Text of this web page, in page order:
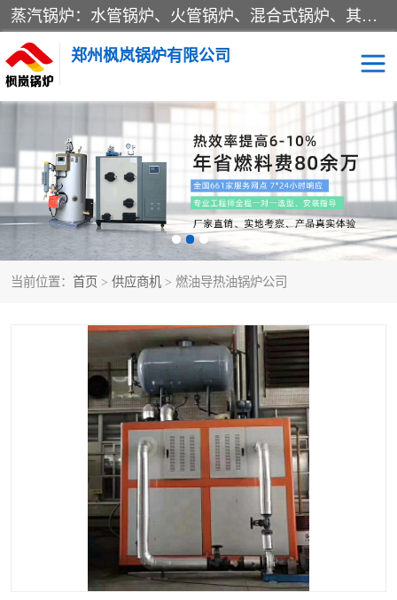
蒸汽锅炉：水管锅炉、火管锅炉、混合式锅炉、其他蒸汽锅炉； 热水锅炉：家用型集中供暖用热水锅炉、其他热水锅炉； 有机热载体锅炉； 船用蒸汽锅炉； （锅炉用辅助设备及装置）蒸汽冷凝器：表面冷凝器、混合式冷凝器、空冷式冷凝器、其他蒸汽冷凝器； 锅炉用辅助设备：节热器、蒸汽收集器、蓄能器、烟垢清除器、气体回收器、泥渣刮除器、空气预热器、其他锅炉用辅助设备；
郑州枫岚锅炉有限公司
当前位置： 首页 > 供应商机 > 燃油导热油锅炉公司